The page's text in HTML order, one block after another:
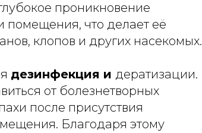
проникновение
помещения, что делает её
клопов и других насекомых.
дезинфекция и дератизации.
от болезнетворных
после присутствия
Благодаря этому